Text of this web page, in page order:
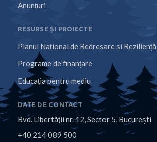
Anunțuri
RESURSE ȘI PROIECTE
Planul Național de Redresare și Reziliență
Programe de finanțare
Educația pentru mediu
DATE DE CONTACT
Bvd. Libertăţii nr. 12, Sector 5, Bucureşti
+40 214 089 500